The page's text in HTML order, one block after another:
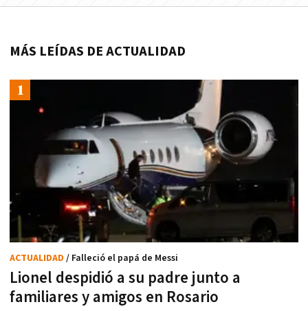
MÁS LEÍDAS DE ACTUALIDAD
Lionel despidió a su padre junto a
familiares y amigos en Rosario
ACTUALIDAD / Falleció el papá de Messi